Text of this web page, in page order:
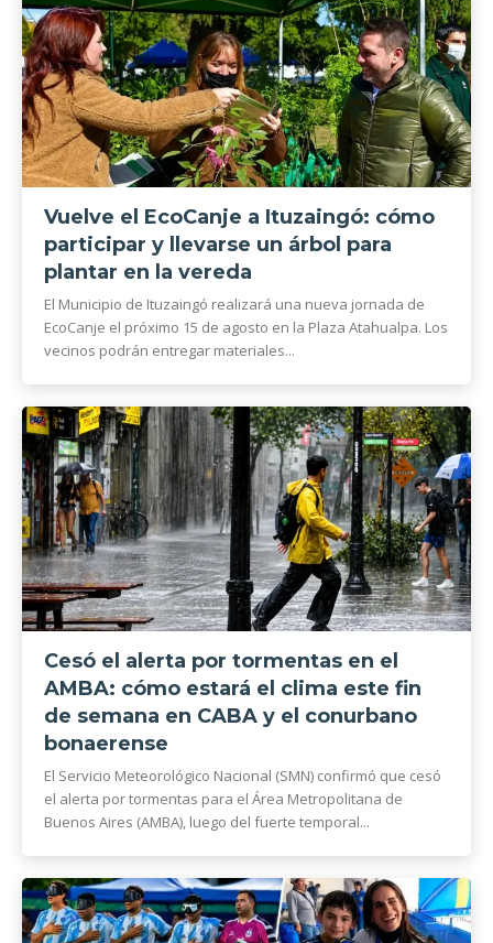
Vuelve el EcoCanje a Ituzaingó: cómo
participar y llevarse un árbol para
plantar en la vereda
El Municipio de Ituzaingó realizará una nueva jornada de
EcoCanje el próximo 15 de agosto en la Plaza Atahualpa. Los
vecinos podrán entregar materiales...
Cesó el alerta por tormentas en el
AMBA: cómo estará el clima este fin
de semana en CABA y el conurbano
bonaerense
El Servicio Meteorológico Nacional (SMN) confirmó que cesó
el alerta por tormentas para el Área Metropolitana de
Buenos Aires (AMBA), luego del fuerte temporal...